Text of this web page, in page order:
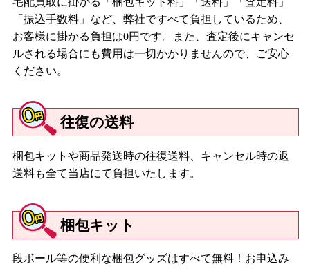
「振込手数料」など、弊社ですべて負担しているため、
お客様に掛かる負担は0円です。また、査定後にキャンセ
ルされる場合にも費用は一切かかりませんので、ご安心
ください。
往復の送料
梱包キットや商品発送時の往復送料、キャンセル時の返
送料も全て当店にて負担いたします。
梱包キット
段ボール等の便利な梱包グッズはすべて無料！お申込み